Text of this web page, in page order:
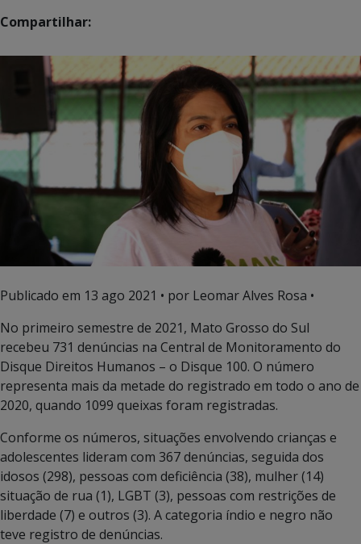
Compartilhar:
Publicado em 13 ago 2021 • por Leomar Alves Rosa •
No primeiro semestre de 2021, Mato Grosso do Sul
recebeu 731 denúncias na Central de Monitoramento do
Disque Direitos Humanos – o Disque 100. O número
representa mais da metade do registrado em todo o ano de
2020, quando 1099 queixas foram registradas.
Conforme os números, situações envolvendo crianças e
adolescentes lideram com 367 denúncias, seguida dos
idosos (298), pessoas com deficiência (38), mulher (14)
situação de rua (1), LGBT (3), pessoas com restrições de
liberdade (7) e outros (3). A categoria índio e negro não
teve registro de denúncias.